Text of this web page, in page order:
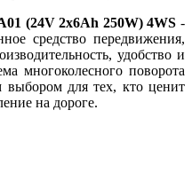
(24V 2x6Ah 250W) 4WS -
средство передвижения,
удобство и
многоколесного поворота
выбором для тех, кто ценит
на дороге.